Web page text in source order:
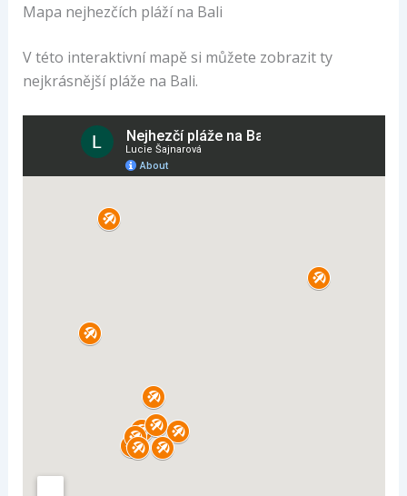
Mapa nejhezčích pláží na Bali
V této interaktivní mapě si můžete zobrazit ty
nejkrásnější pláže na Bali.